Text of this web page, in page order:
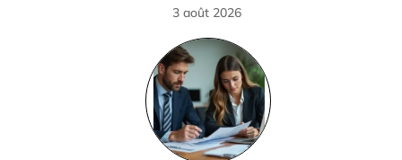
3 août 2026